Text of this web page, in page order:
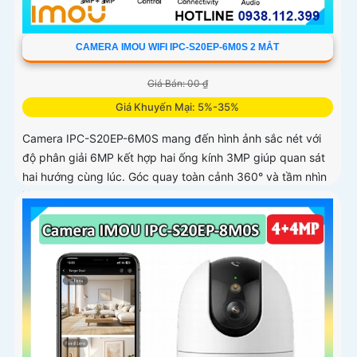
CAMERA IMOU WIFI IPC-S20EP-6M0S 2 MẮT
Giá Bán: 00 ₫
Giá Khuyến Mại: 5%-35%
Camera IPC-S20EP-6M0S mang đến hình ảnh sắc nét với
độ phân giải 6MP kết hợp hai ống kính 3MP giúp quan sát
hai hướng cùng lúc. Góc quay toàn cảnh 360° và tầm nhìn
hồng ngoại 15m cho phép ghi hình rõ nét cả ngày lẫn đêm